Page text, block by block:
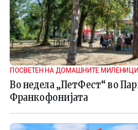
ПОСВЕТЕН НА ДОМАШНИТЕ МИЛЕНИЦИ
Во недела „ПетФест“ во
Франкофонијата